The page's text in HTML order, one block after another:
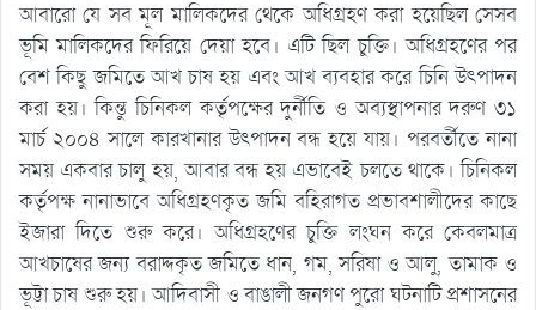
আবারো যে সব মূল মালিকদের থেকে অধিগ্রহণ করা হয়েছিল সেসব
ভূমি মালিকদের ফিরিয়ে দেয়া হবে। এটি ছিল চুক্তি। অধিগ্রহণের পর
বেশ কিছু জমিতে আখ চাষ হয় এবং আখ ব্যবহার করে চিনি উৎপাদন
করা হয়। কিন্তু চিনিকল কর্তৃপক্ষের দুর্নীতি ও অব্যস্থাপনার দরুণ ৩১
মার্চ ২০০৪ সালে কারখানার উৎপাদন বন্ধ হয়ে যায়। পরবর্তীতে নানা
সময় একবার চালু হয়, আবার বন্ধ হয় এভাবেই চলতে থাকে। চিনিকল
কর্তৃপক্ষ নানাভাবে অধিগ্রহণকৃত জমি বহিরাগত প্রভাবশালীদের কাছে
ইজারা দিতে শুরু করে। অধিগ্রহণের চুক্তি লংঘন করে কেবলমাত্র
আখচাষের জন্য বরাদ্দকৃত জমিতে ধান, গম, সরিষা ও আলু, তামাক ও
ভূট্টা চাষ শুরু হয়। আদিবাসী ও বাঙালী জনগণ পুরো ঘটনাটি প্রশাসনের